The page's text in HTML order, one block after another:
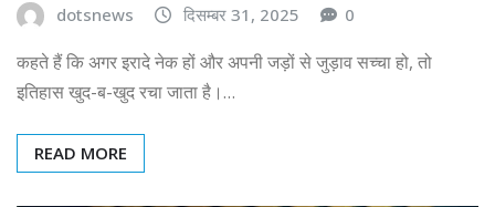
dotsnews दिसम्बर 31, 2025 0
कहते हैं कि अगर इरादे नेक हों और अपनी जड़ों से जुड़ाव सच्चा हो, तो
इतिहास खुद-ब-खुद रचा जाता है।…
READ MORE